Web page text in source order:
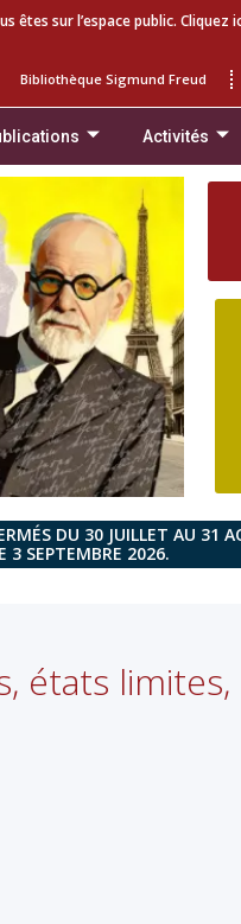
êtes sur l’espace public.
Bibliothèque Sigmund Freud
Activités
DU 30 JUILLET AU 31
3 SEPTEMBRE 2026.
états